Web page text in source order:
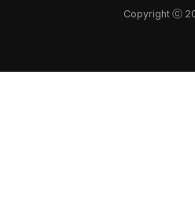
Copyright ⓒ